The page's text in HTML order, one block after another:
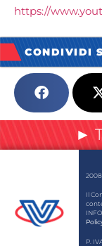
https://
CONDIVIDI
►
Il
P.